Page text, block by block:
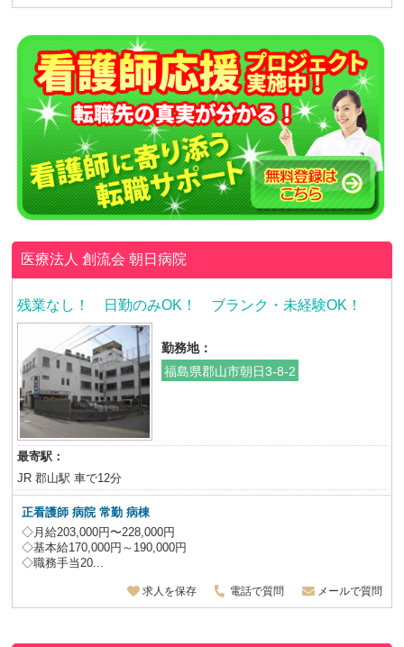
医療法人 創流会朝日病院
残業なし！ 日勤のみOK！ ブランク・未経験OK！
勤務地：
福島県郡山市朝日3-8-2
最寄駅：
JR 郡山駅 車で12分
正看護師 病院 常勤 病棟
◇月給203,000円〜228,000円
◇基本給170,000円～190,000円
◇職務手当20...
求人を保存 電話で質問 メールで質問